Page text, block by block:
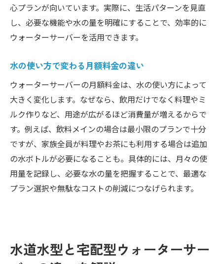
心プランが向いています。実際に、生活パターンを見直
し、必要な機能や水の量を明確にすることで、効率的に
ウォーターサーバーを活用できます。
水の使い方で変わる月額料金の違い
ウォーターサーバーの月額料金は、水の使い方によって
大きく変化します。なぜなら、飲用だけでなく料理やミ
ルク作りなど、用途が広がるほど消費量が増えるからで
す。例えば、飲料メインの場合は最小限のプランで十分
ですが、家族全員が料理やお茶にも利用する場合は追加
の水ボトルが必要になることも。具体的には、月々の使
用量を記録し、必要な水の量を把握することで、最適な
プラン選択や無駄なコストの削減につなげられます。
水道水型と宅配型ウォーターサー